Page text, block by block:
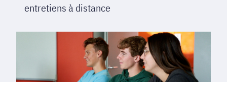
entretiens à distance